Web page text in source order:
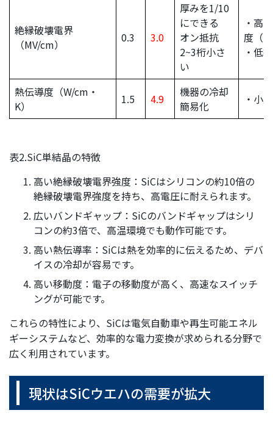
絶縁破壊電界
（MV/cm）
0.3 3.0
厚みを1/10
にできる
オン抵抗
2~3桁小さ
い
・高
度（
・低
熱伝導度（W/cm・
K）
1.5 4.9
機器の冷却
簡易化
・小
表2.SiC単結晶の特徴
高い絶縁破壊電界強度：SiCはシリコンの約10倍の
絶縁破壊電界強度を持ち、高電圧に耐えられます。
広いバンドギャップ：SiCのバンドギャップはシリ
コンの約3倍で、高温環境でも動作可能です。
高い熱伝導率：SiCは熱を効率的に伝えるため、デバ
イスの冷却が容易です。
高い移動度：電子の移動度が高く、高速なスイッチ
ングが可能です。
これらの特性により、SiCは電気自動車や再生可能エネル
ギーシステムなど、効率的な電力変換が求められる分野で
広く利用されています。
現状はSiCウエハの需要が拡大